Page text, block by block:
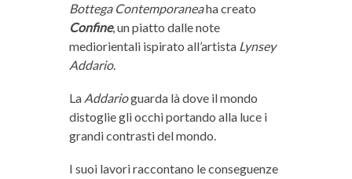
Bottega Contemporaneaha creato
Confine, un piatto dalle note
mediorientali ispirato all’artista Lynsey
Addario.
La Addarioguarda là dove il mondo
distoglie gli occhi portando alla luce i
grandi contrasti del mondo.
I suoi lavori raccontano le conseguenze